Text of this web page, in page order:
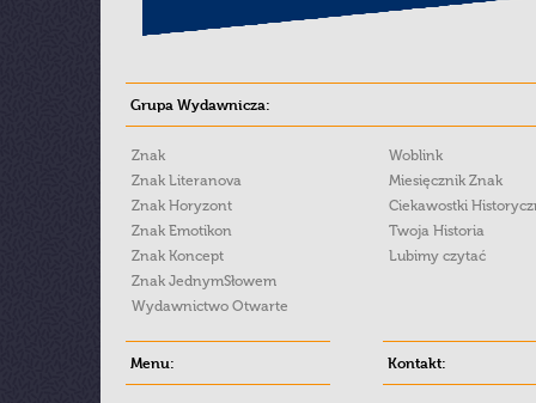
Grupa Wydawnicza:
Znak
Znak Literanova
Znak Horyzont
Znak Emotikon
Znak Koncept
Znak JednymSłowem
Wydawnictwo Otwarte
Woblink
Miesięcznik Znak
Ciekawostki
Twoja Historia
Lubimy czytać
Menu: Kontakt: